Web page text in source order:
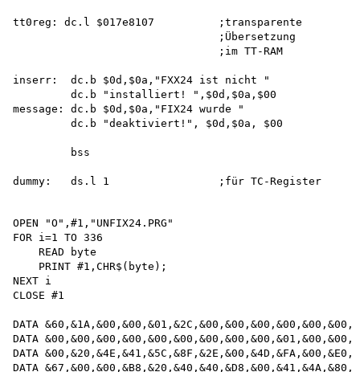
tt0reg: dc.l $017e8107          ;transparente
                                ;Übersetzung
                                ;im TT-RAM
inserr:  dc.b $0d,$0a,"FXX24 ist nicht "
         dc.b "installiert! ",$0d,$0a,$00
message: dc.b $0d,$0a,"FIX24 wurde "
         dc.b "deaktiviert!", $0d,$0a, $00
         bss
OPEN "O",#1,"UNFIX24.PRG"
FOR i=1 TO 336
    READ byte
    PRINT #1,CHR$(byte);
NEXT i
CLOSE #1
DATA
DATA
DATA
DATA